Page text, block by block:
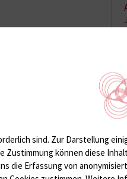
sind. Zur Darstellung
Zustimmung können diese
Erfassung von